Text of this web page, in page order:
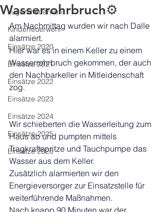
Jugendfeuerwehr
Kinderfeuerwehr
Einsätze 2020
Einsätze 2021
Einsätze 2022
Einsätze 2023
Einsätze 2024
Einsätze 2025
Einsätze 2026
Wasserrohrbruch⚙️
Am Nachmittag wurden wir nach Dalle
alarmiert.
Hier war es in einem Keller zu einem
Wasserrohrbruch gekommen, der auch
den Nachbarkeller in Mitleidenschaft
zog.
Wir schieberten die Wasserleitung zum
Haus ab und pumpten mittels
Tragkraftspritze und Tauchpumpe das
Wasser aus dem Keller.
Zusätzlich alarmierten wir den
Energieversorger zur Einsatzstelle für
weiterführende Maßnahmen.
Nach knapp 90 Minuten war der